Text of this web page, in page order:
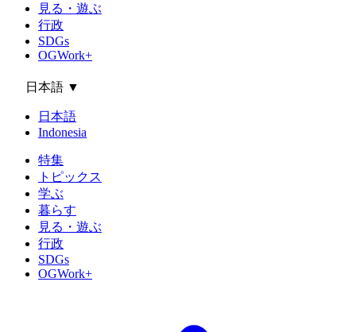
見る・遊ぶ
行政
SDGs
OGWork+
日本語 ▼
日本語
Indonesia
特集
トピックス
学ぶ
暮らす
見る・遊ぶ
行政
SDGs
OGWork+